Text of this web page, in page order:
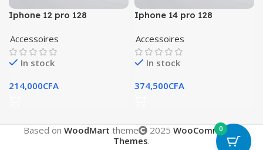
Iphone 12 pro 128
Accessoires
In stock
214,000CFA
Iphone 14 pro 128
Accessoires
In stock
374,500CFA
Based on WoodMart theme 2025 WooCommerce
Themes.
0